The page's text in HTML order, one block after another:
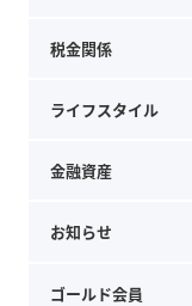
税金関係
ライフスタイル
金融資産
お知らせ
ゴールド会員